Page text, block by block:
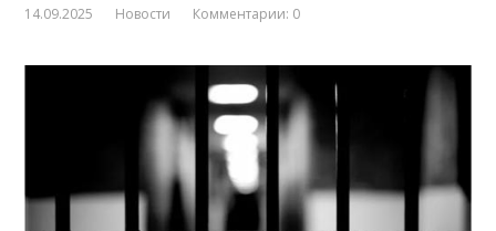
14.09.2025 Новости Комментарии: 0